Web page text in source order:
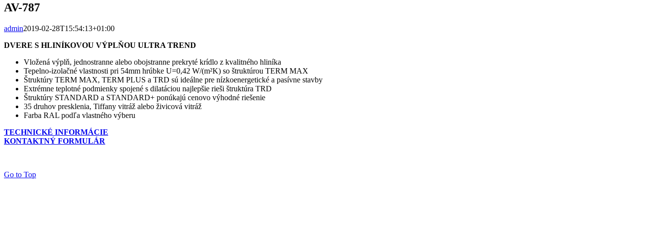
AV-787
admin2019-02-28T15:54:13+01:00
DVERE S HLINÍKOVOU VÝPLŇOU ULTRA TREND
Vložená výplň, jednostranne alebo obojstranne prekryté krídlo z kvalitného hliníka
Tepelno-izolačné vlastnosti pri 54mm hrúbke U=0,42 W/(m²K) so štruktúrou TERM MAX
Štruktúry TERM MAX, TERM PLUS a TRD sú ideálne pre nízkoenergetické a pasívne stavby
Extrémne teplotné podmienky spojené s dilatáciou najlepšie rieši štruktúra TRD
Štruktúry STANDARD a STANDARD+ ponúkajú cenovo výhodné riešenie
35 druhov presklenia, Tiffany vitráž alebo živicová vitráž
Farba RAL podľa vlastného výberu
TECHNICKÉ INFORMÁCIE
KONTAKTNÝ FORMULÁR
Go to Top